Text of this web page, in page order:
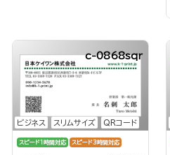
ビジネス スリムサイズ QRコード
c-0868sqr
スピード1時間対応 スピード3時間対応